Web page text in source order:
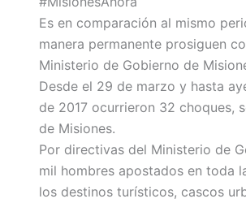
Es en comparación al mismo
manera permanente prosiguen
Ministerio de Gobierno de
Desde el 29 de marzo y hasta
de 2017 ocurrieron 32 choques,
de Misiones.
Por directivas del Ministerio de
mil hombres apostados en toda
los destinos turísticos, cascos